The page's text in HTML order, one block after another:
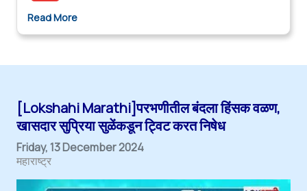
Read More
[Lokshahi Marathi]परभणीतील बंदला हिंसक वळण,
खासदार सुप्रिया सुळेंकडून ट्विट करत निषेध
Friday, 13 December 2024
महाराष्ट्र